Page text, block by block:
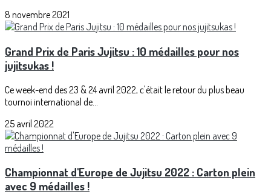
8 novembre 2021
Grand Prix de Paris Jujitsu : 10 médailles pour nos
jujitsukas !
Ce week-end des 23 & 24 avril 2022, c'était le retour du plus beau
tournoi international de...
25 avril 2022
Championnat d'Europe de Jujitsu 2022 : Carton plein
avec 9 médailles !